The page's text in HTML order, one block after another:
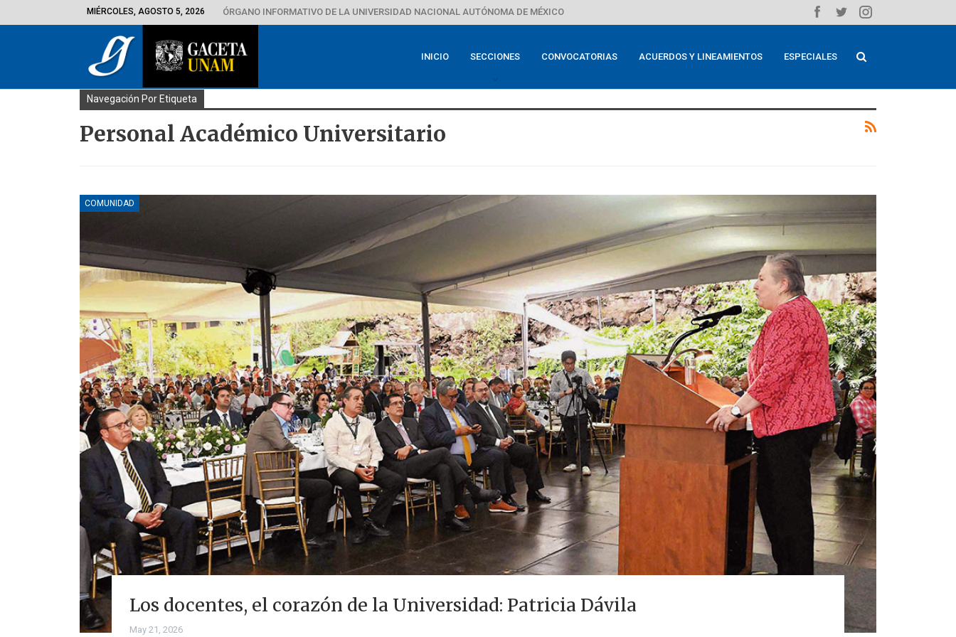
MIÉRCOLES, AGOSTO 5, 2026 ÓRGANO INFORMATIVO DE LA UNIVERSIDAD NACIONAL AUTÓNOMA DE MÉXICO
INICIO SECCIONES CONVOCATORIAS ACUERDOS Y LINEAMIENTOS ESPECIALES
Navegación Por Etiqueta
Personal Académico Universitario
COMUNIDAD
Los docentes, el corazón de la Universidad: Patricia Dávila
May 21, 2026